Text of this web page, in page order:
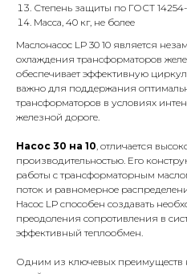
Степень защиты по ГОСТ 14254-
Масса, 40 кг, не более
Маслонасос LР 30 10 является
охлаждения трансформаторов
обеспечивает эффективную
важно для поддержания
трансформаторов в условиях
железной дороге.
Насос 30 на 10 , отличается
производительностью. Его
работы с трансформаторным
поток и равномерное
Насос LР способен создавать
преодоления сопротивления в
эффективный теплообмен.
Одним из ключевых преимуществ